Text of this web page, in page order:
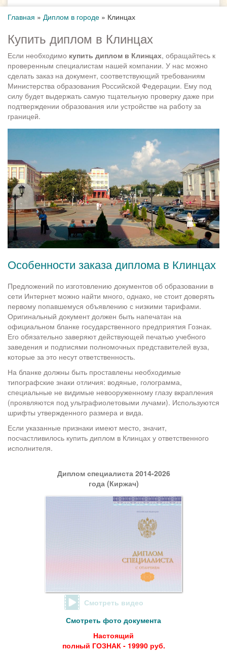
Главная » Диплом в городе » Клинцах
Купить диплом в Клинцах
Если необходимо купить диплом в Клинцах, обращайтесь к
проверенным специалистам нашей компании. У нас можно
сделать заказ на документ, соответствующий требованиям
Министерства образования Российской Федерации. Ему под
силу будет выдержать самую тщательную проверку даже при
подтверждении образования или устройстве на работу за
границей.
Особенности заказа диплома в Клинцах
Предложений по изготовлению документов об образовании в
сети Интернет можно найти много, однако, не стоит доверять
первому попавшемуся объявлению с низкими тарифами.
Оригинальный документ должен быть напечатан на
официальном бланке государственного предприятия Гознак.
Его обязательно заверяют действующей печатью учебного
заведения и подписями полномочных представителей вуза,
которые за это несут ответственность.
На бланке должны быть проставлены необходимые
типографские знаки отличия: водяные, голограмма,
специальные не видимые невооруженному глазу вкрапления
(проявляются под ультрафиолетовыми лучами). Используются
шрифты утвержденного размера и вида.
Если указанные признаки имеют место, значит,
посчастливилось купить диплом в Клинцах у ответственного
исполнителя.
Диплом специалиста 2014-2026
года (Киржач)
Смотреть видео
Смотреть фото документа
Настоящий
полный ГОЗНАК - 19990 руб.